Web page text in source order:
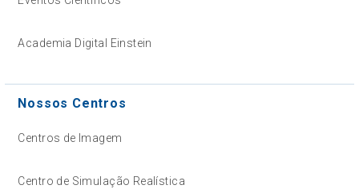
Academia Digital Einstein
Nossos Centros
Centros de Imagem
Centro de Simulação Realística